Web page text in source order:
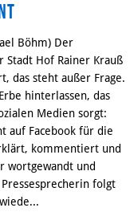
Böhm) Der
Stadt Hof Rainer Krauß
das steht außer Frage.
hinterlassen, das
Medien sorgt:
auf Facebook für die
kommentiert und
wortgewandt und
folgt